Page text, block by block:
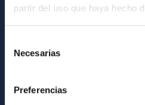
partir del uso que haya hecho
Necesarias
Preferencias
INFORMACIÓN GENERAL
Cómo llegar al IAC